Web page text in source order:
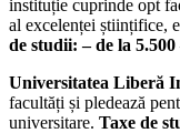
instituție cuprinde opt
al excelenței științifice,
de studii: – de la 5.500
Universitatea Liberă
facultăți și pledează
universitare. Taxe de